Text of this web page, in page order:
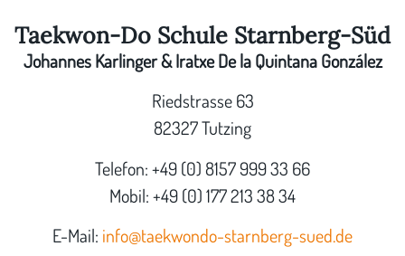
Taekwon-Do Schule Starnberg-Süd
Johannes Karlinger & Iratxe De la Quintana González
Riedstrasse 63
82327 Tutzing
Telefon: +49 (0) 8157 999 33 66
Mobil: +49 (0) 177 213 38 34
E-Mail: info@taekwondo-starnberg-sued.de